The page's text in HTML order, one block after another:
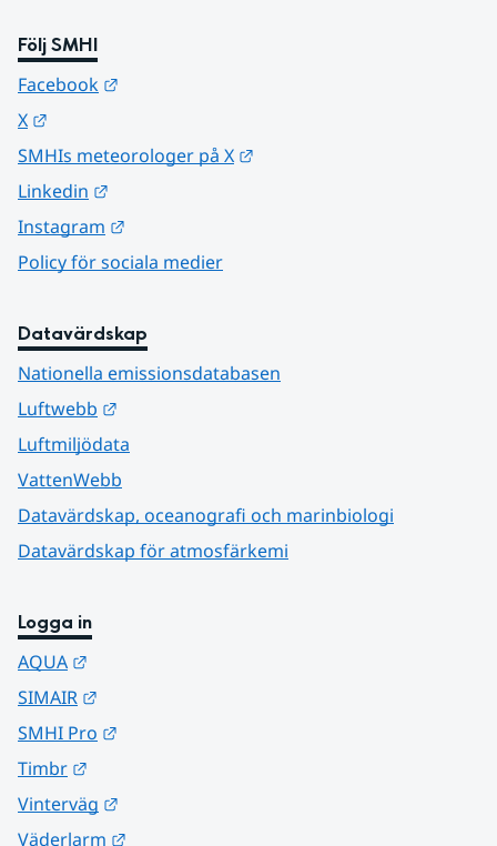
Följ SMHI
Facebook
X
SMHIs meteorologer på X
Linkedin
Instagram
Policy för sociala medier
Datavärdskap
Nationella emissionsdatabasen
Luftwebb
Luftmiljödata
VattenWebb
Datavärdskap, oceanografi och marinbiologi
Datavärdskap för atmosfärkemi
Logga in
AQUA
SIMAIR
SMHI Pro
Timbr
Vinterväg
Väderlarm